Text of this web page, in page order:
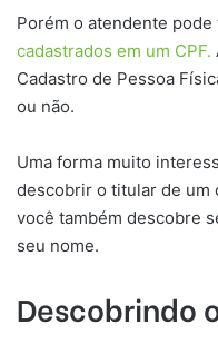
Porém o atendente
cadastrados em um CPF.
Cadastro de Pessoa
ou não.
Uma forma muito
descobrir o titular de um
você também descobre
seu nome.
Descobrindo